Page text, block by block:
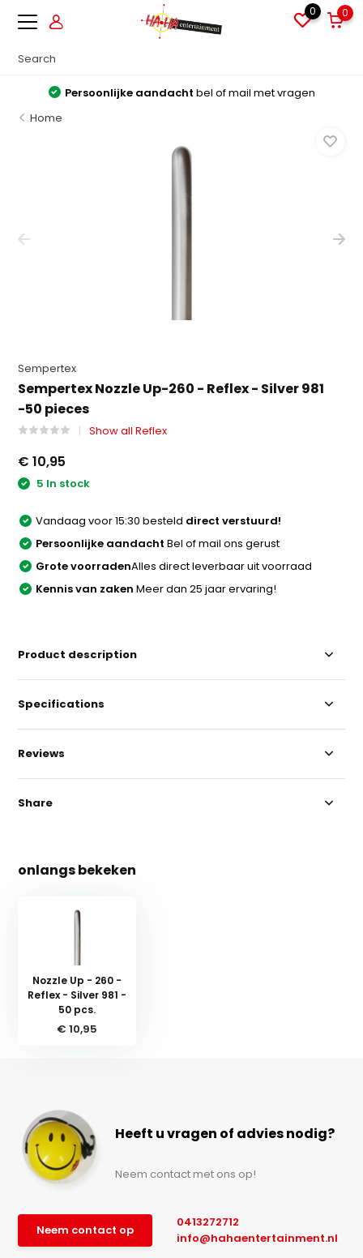
0 0
Persoonlijke aandacht bel of mail met vragen
Home
Sempertex
Sempertex Nozzle Up-260 - Reflex - Silver 981
-50 pieces
Show all Reflex
€ 10,95
5 In stock
Vandaag voor 15:30 besteld direct verstuurd!
Persoonlijke aandacht Bel of mail ons gerust
Grote voorradenAlles direct leverbaar uit voorraad
Kennis van zaken Meer dan 25 jaar ervaring!
Product description
Specifications
Reviews
Share
onlangs bekeken
Nozzle Up - 260 -
Reflex - Silver 981 -
50 pcs.
€ 10,95
Heeft u vragen of advies nodig?
Neem contact met ons op!
Neem contact op
0413272712
info@hahaentertainment.nl